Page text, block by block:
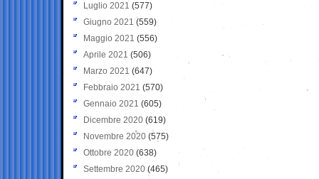
Luglio 2021 (577)
Giugno 2021(559)
Maggio 2021 (556)
Aprile 2021 (506)
Marzo 2021 (647)
Febbraio 2021 (570)
Gennaio 2021 (605)
Dicembre 2020 (619)
Novembre 2020 (575)
Ottobre 2020 (638)
Settembre 2020(465)